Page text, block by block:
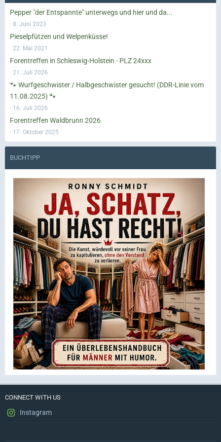
Pepper "der Entspannte" unterwegs und hier und da...
8. Juni 2023
Pieselpfützen und Welpenküsse!
22. Mai 2021
Forentreffen in Schleswig-Holstein - PLZ 24xxx
21. Juli 2026
🐾 Wurfgeschwister / Halbgeschwister gesucht! (DDR-Linie vom
11.08.2025) 🐾
16. Juli 2026
Forentreffen Waldbrunn 2026
17. Oktober 2025
BUCHTIPP
CONNECT WITH US
Instagram